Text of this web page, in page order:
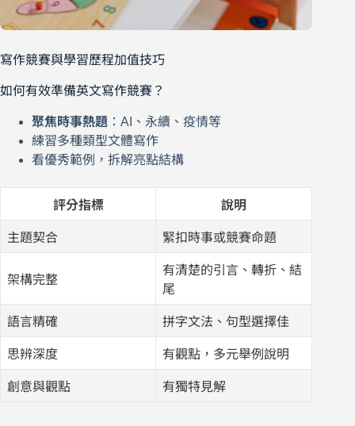
寫作競賽與學習歷程加值技巧
如何有效準備英文寫作競賽？
聚焦時事熱題 ：AI、永續、疫情等
練習多種類型文體寫作
看優秀範例，拆解亮點結構
評分指標 說明
主題契合 緊扣時事或競賽命題
架構完整
有清楚的引言、轉折、結
尾
語言精確 拼字文法、句型選擇佳
思辨深度 有觀點，多元舉例說明
創意與觀點 有獨特見解